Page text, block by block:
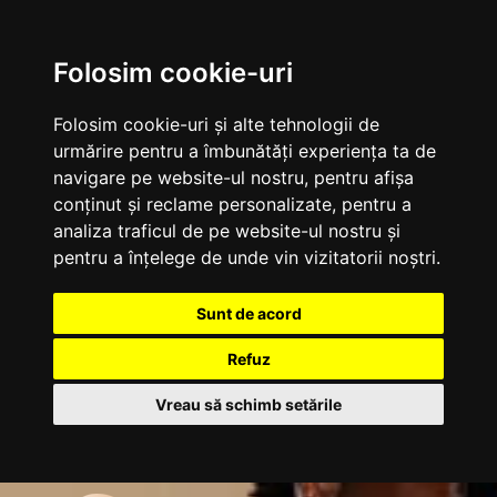
Folosim cookie-uri
Folosim cookie-uri și alte tehnologii de
urmărire pentru a îmbunătăți experiența ta de
navigare pe website-ul nostru, pentru afișa
conținut și reclame personalizate, pentru a
analiza traficul de pe website-ul nostru și
pentru a înțelege de unde vin vizitatorii noștri.
Sunt de acord
Refuz
Vreau să schimb setările